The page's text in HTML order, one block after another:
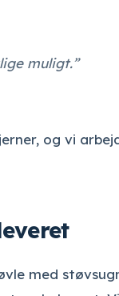
muligt.”
og vi
med